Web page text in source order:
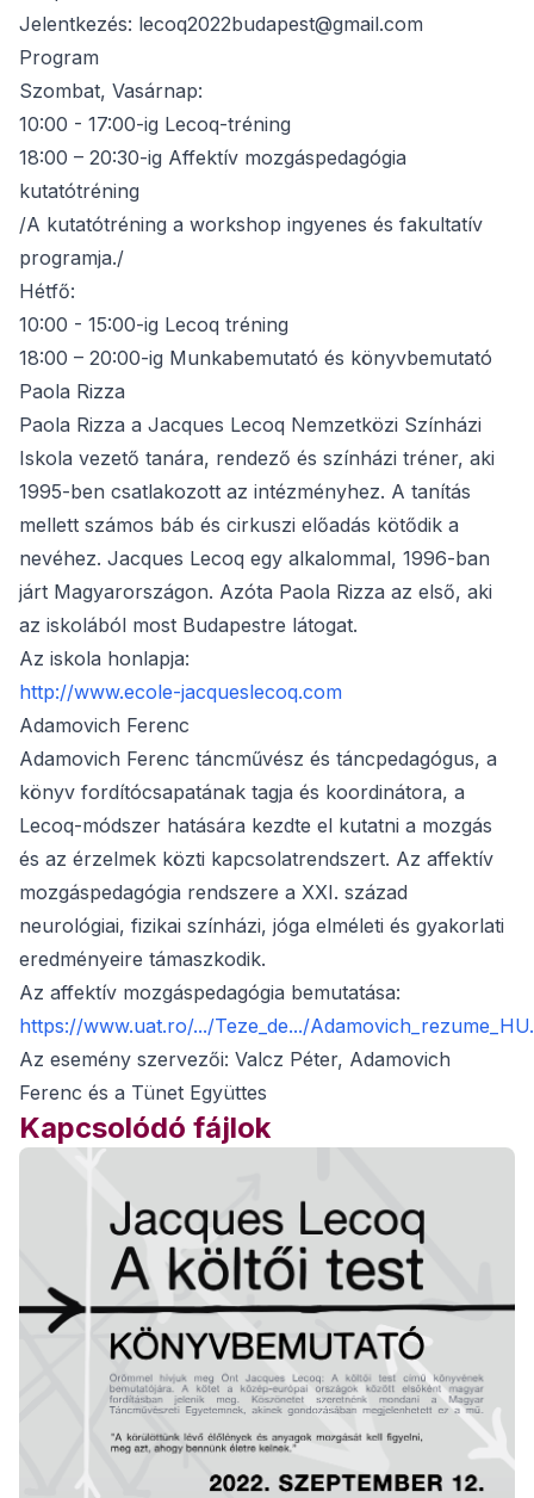
Jelentkezés: lecoq2022budapest@gmail.com
Program
Szombat, Vasárnap:
10:00 - 17:00-ig Lecoq-tréning
18:00 – 20:30-ig Affektív mozgáspedagógia
kutatótréning
/A kutatótréning a workshop ingyenes és fakultatív
programja./
Hétfő:
10:00 - 15:00-ig Lecoq tréning
18:00 – 20:00-ig Munkabemutató és könyvbemutató
Paola Rizza
Paola Rizza a Jacques Lecoq Nemzetközi Színházi
Iskola vezető tanára, rendező és színházi tréner, aki
1995-ben csatlakozott az intézményhez. A tanítás
mellett számos báb és cirkuszi előadás kötődik a
nevéhez. Jacques Lecoq egy alkalommal, 1996-ban
járt Magyarországon. Azóta Paola Rizza az első, aki
az iskolából most Budapestre látogat.
Az iskola honlapja:
http://www.ecole-jacqueslecoq.com
Adamovich Ferenc
Adamovich Ferenc táncművész és táncpedagógus, a
könyv fordítócsapatának tagja és koordinátora, a
Lecoq-módszer hatására kezdte el kutatni a mozgás
és az érzelmek közti kapcsolatrendszert. Az affektív
mozgáspedagógia rendszere a XXI. század
neurológiai, fizikai színházi, jóga elméleti és gyakorlati
eredményeire támaszkodik.
Az affektív mozgáspedagógia bemutatása:
https://www.uat.ro/.../Teze_de.../
Az esemény szervezői: Valcz Péter, Adamovich
Ferenc és a Tünet Együttes
Kapcsolódó fájlok